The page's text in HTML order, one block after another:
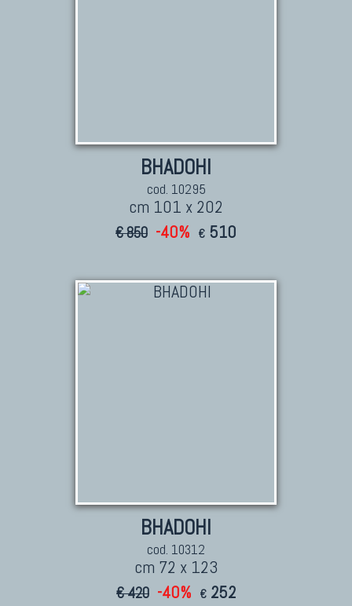
BHADOHI
cod. 10295
cm 101 x 202
€ 850 -40% € 510
BHADOHI
cod. 10312
cm 72 x 123
€ 420 -40% € 252